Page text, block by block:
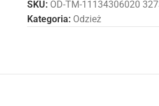
SKU: OD-TM-11134306020
Kategoria: Odzież